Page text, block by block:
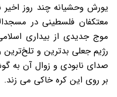
یورش وحشیانه چند روز
معتکفان فلسطینی در
موج جدیدی از بیداری
رژیم جعلی بدترین و
صدای نابودی و زوال آن به
بر روی این کره خاکی می زند.